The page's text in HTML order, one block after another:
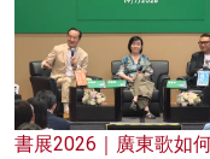
書展2026｜廣東歌如